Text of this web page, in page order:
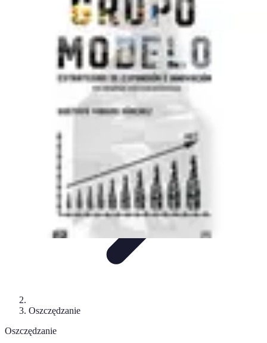
Zakupy Na Topie
Porady ZakupowePorady zakupowe Promocje
Zakupy Na Topie
Oszczędzanie
Oszczędzanie